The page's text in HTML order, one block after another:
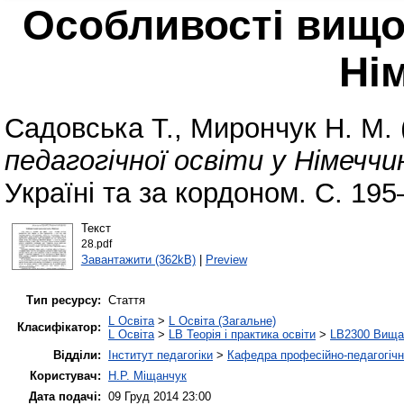
Особливості
Садовська Т., Мирончук Н. М.
педагогічної освіти у
Україні та за кордоном. С.
Текст
28.pdf
Завантажити (362kB)| Preview
Тип ресурсу: Стаття
Класифікатор:
L Освіта> L Освіта (Загальне)
L Освіта> LB Теорія і практика освіти > LB2300 Вища
Відділи:
Інститут педагогіки > Кафедра професійно-
Користувач:
Н.Р. Міщанчук
Дата подачі: 09 Груд 2014 23:00